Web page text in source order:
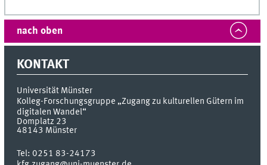
nach oben
KONTAKT
Universität Münster
Kolleg-Forschungsgruppe „Zugang zu kulturellen Gütern im
digitalen Wandel“
Domplatz 23
48143 Münster
Tel:0251 83-24173